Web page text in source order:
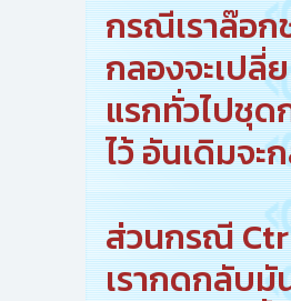
กรณีเราล๊อก
กลองจะเปลี่
แรกทั่วไปชุด
ไว้ อันเดิมจะ
ส่วนกรณี
เรากดกลับมั